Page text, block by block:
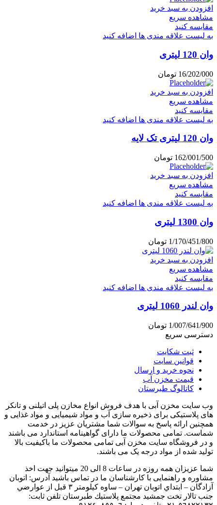
افزودن به سبد خرید
مشاهده سریع
مقایسه کنید
به لیست علاقه مندی ها اضافه کنید
وان 120 لیتری
16/202/000 تومان
افزودن به سبد خرید
مشاهده سریع
مقایسه کنید
به لیست علاقه مندی ها اضافه کنید
وان 120 لیتری تک لایه
162/001/500 تومان
افزودن به سبد خرید
مشاهده سریع
مقایسه کنید
به لیست علاقه مندی ها اضافه کنید
وان 1300 لیتری
1/170/451/800 تومان
افزودن به سبد خرید
مشاهده سریع
مقایسه کنید
به لیست علاقه مندی ها اضافه کنید
وان لندر 1060 لیتری
1/007/641/900 تومان
دسترسی سریع
ثبت شکایت
قوانین سایت
نحوه خرید و ارسال
قیمت مخزن آب
کاتالوگ طبرستان
وب سایت مخزن آبی با هدف فروش انواع مخازن پلی اتیلنی و تانکر
های پلاستیکی برای ذخیره سازی آب و مواد شیمیایی و مواد غذایی و
همچنین ارائه پاسخ به سوالات شما مشتریان عزیز در خدمت
شماست. تمامی محصولات ما دارای گواهینامه استاندارد می باشند
و در فروشگاه سایت مخزن آبی تمامی محصولات ما باکیفیت بالا
تولید شده از مواد درجه یک می باشند.
شما عزیزان همه روزه در ساعات 8 الی 20 میتوانید جهت اخذ
مشاوره و راهنمایی با کارشناسان ما در تماس باشید آدرس: اتوبان
آزادگان – ابتداي اتوبان تهران – ساوه كيلومتر ٣ قبل از عوارضي
جنب تالار تخت جمشيد مجتمع پلاستيك طبرستان تلفن ثابت: